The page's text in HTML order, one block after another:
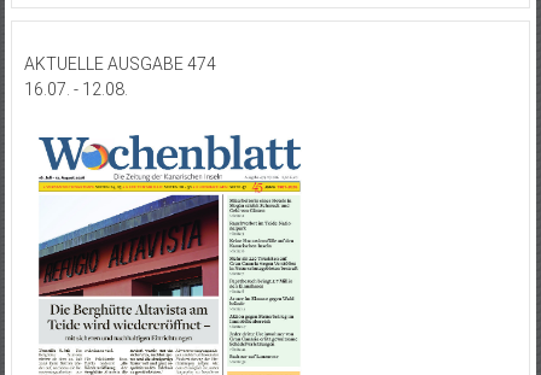
AKTUELLE AUSGABE 474
16.07. - 12.08.